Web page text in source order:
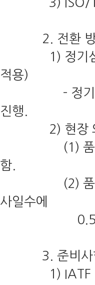
2. 전환 방
1) 정기심사(
적용)
- 정기심사 시
진행.
2) 현장 외 장
(1) 품질경영
함.
(2) 품질경영
사일수에
0.5M/D 추가
3. 준비사항
1) IATF